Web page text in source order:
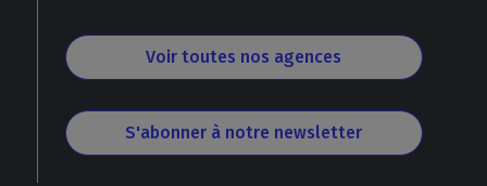
Voir toutes nos agences
S'abonner à notre newsletter